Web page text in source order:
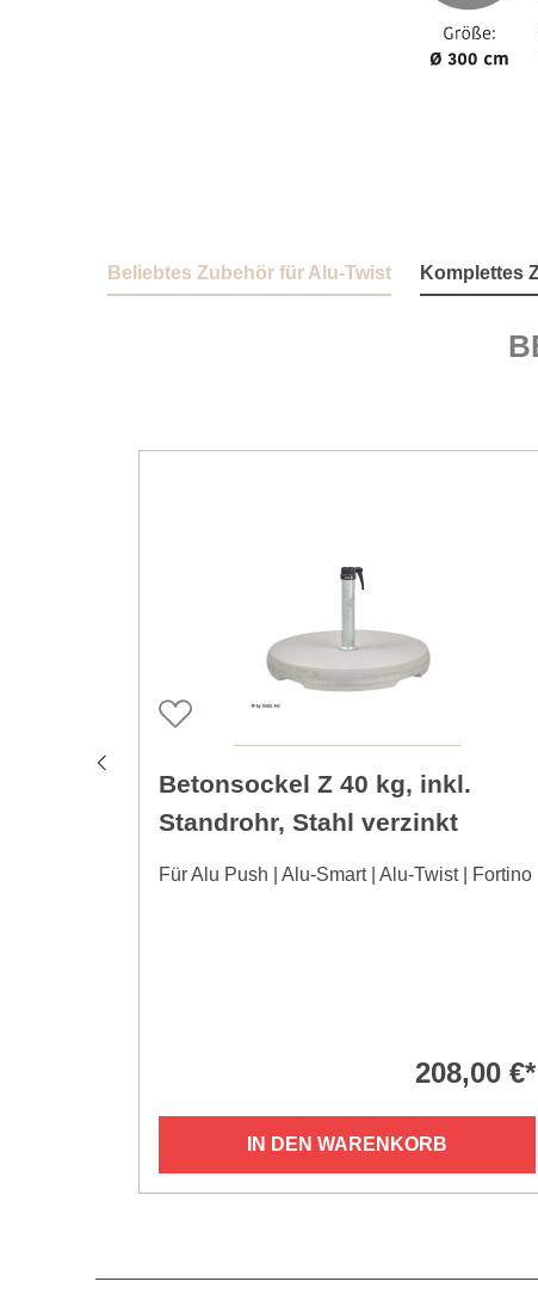
Beliebtes Zubehör für Alu-Twist Komplettes
Betonsockel Z 40 kg, inkl.
Standrohr, Stahl verzinkt
Für Alu Push | Alu-Smart | Alu-Twist | Fortino
208,00 €*
IN DEN WARENKORB